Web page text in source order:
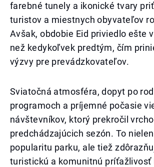
farebné tunely a ikonické tvary
turistov a miestnych obyvateľov
Avšak, obdobie Eid priviedlo ešte
než kedykoľvek predtým, čím
výzvy pre prevádzkovateľov.
Sviatočná atmosféra, dopyt po
programoch a príjemné počasie
návštevníkov, ktorý prekročil
predchádzajúcich sezón. To
popularitu parku, ale tiež
turistickú a komunitnú príťažlivosť